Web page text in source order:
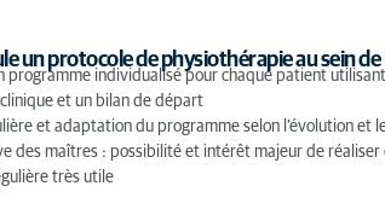
un protocole de physiothérapie au sein de
programme individualisé pour chaque patient
et un bilan de départ
et adaptation du programme selon l’évolution et
des maîtres : possibilité et intérêt majeur de
très utile